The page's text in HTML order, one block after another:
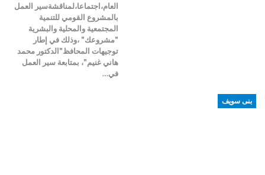
العام،اجتماعا،لمناقشةسير العمل
بالمشروع القومي للتنمية
المجتمعية والمحلية والبشرية
"مشروعك" ،وذلك في إطار
توجيهات المحافظ"الدكتور محمد
هاني غنيم"، بمتابعة سير العمل
في…
بنى سويف